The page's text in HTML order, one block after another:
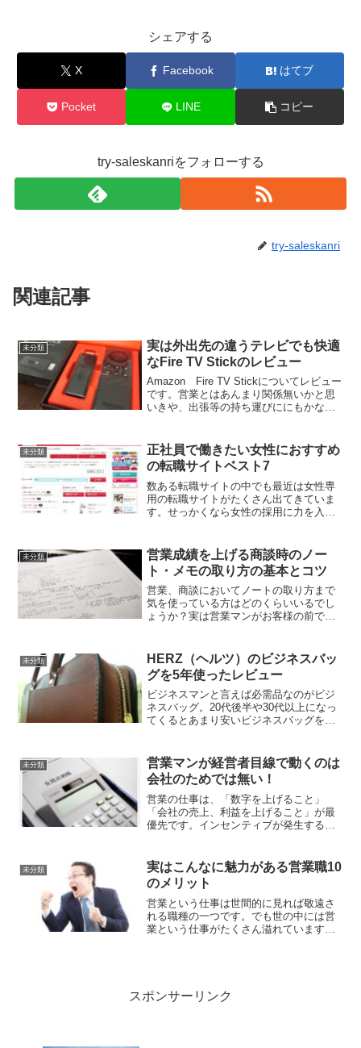
シェアする
X Facebook はてブ
Pocket LINE コピー
try-saleskanriをフォローする
try-saleskanri
関連記事
未分類
実は外出先の違うテレビでも快適
なFire TV Stickのレビュー
Amazon Fire TV Stickについてレビュー
です。営業とはあんまり関係無いかと思
いきや、出張等の持ち運びににもかなり
いちどんなことが出来て、何が便利な
の...
未分類
正社員で働きたい女性におすすめ
の転職サイトベスト7
数ある転職サイトの中でも最近は女性専
用の転職サイトがたくさん出てきていま
す。せっかくなら女性の採用に力を入れ
るならぜひ登録しておきたい転職サイト4
サイトと、転職エージェ...
未分類
営業成績を上げる商談時のノー
ト・メモの取り方の基本とコツ
営業、商談においてノートの取り方まで
気を使っている方はどのくらいいるでし
ょうか？実は営業マンがお客様の前でメ
ート術、メモ術を上げると驚くほどお客
様に伝わる度合いが変わり...
未分類
HERZ（ヘルツ）のビジネスバッ
グを5年使ったレビュー
ビジネスマンと言えば必需品なのがビジ
ネスバッグ。20代後半や30代以上になっ
てくるとあまり安いビジネスバッグを使
ネスバッグherz（ヘルツ）の2WAYビジネ
スバッグ...
未分類
営業マンが経営者目線で動くのは
会社のためでは無い！
営業の仕事は、「数字を上げること」
「会社の売上、利益を上げること」が最
優先です。インセンティブが発生する会
えはいいですが、なんだか会社のために
働く感が強くなってあまりモチ...
未分類
実はこんなに魅力がある営業職10
のメリット
営業という仕事は世間的に見れば敬遠さ
れる職種の一つです。でも世の中には営
業という仕事がたくさん溢れています
スポンサーリンク